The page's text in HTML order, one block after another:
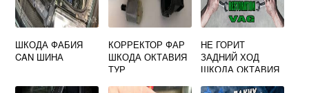
ШКОДА ФАБИЯ
CAN ШИНА
КОРРЕКТОР ФАР
ШКОДА ОКТАВИЯ
ТУР
НЕ ГОРИТ
ЗАДНИЙ ХОД
ШКОДА ОКТАВИЯ